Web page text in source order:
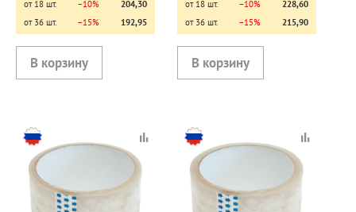
от 18 шт. −10%
204,30
от 36 шт.
−15% 192,95
от 18 шт. −10%
228,60
от 36 шт.
−15% 215,90